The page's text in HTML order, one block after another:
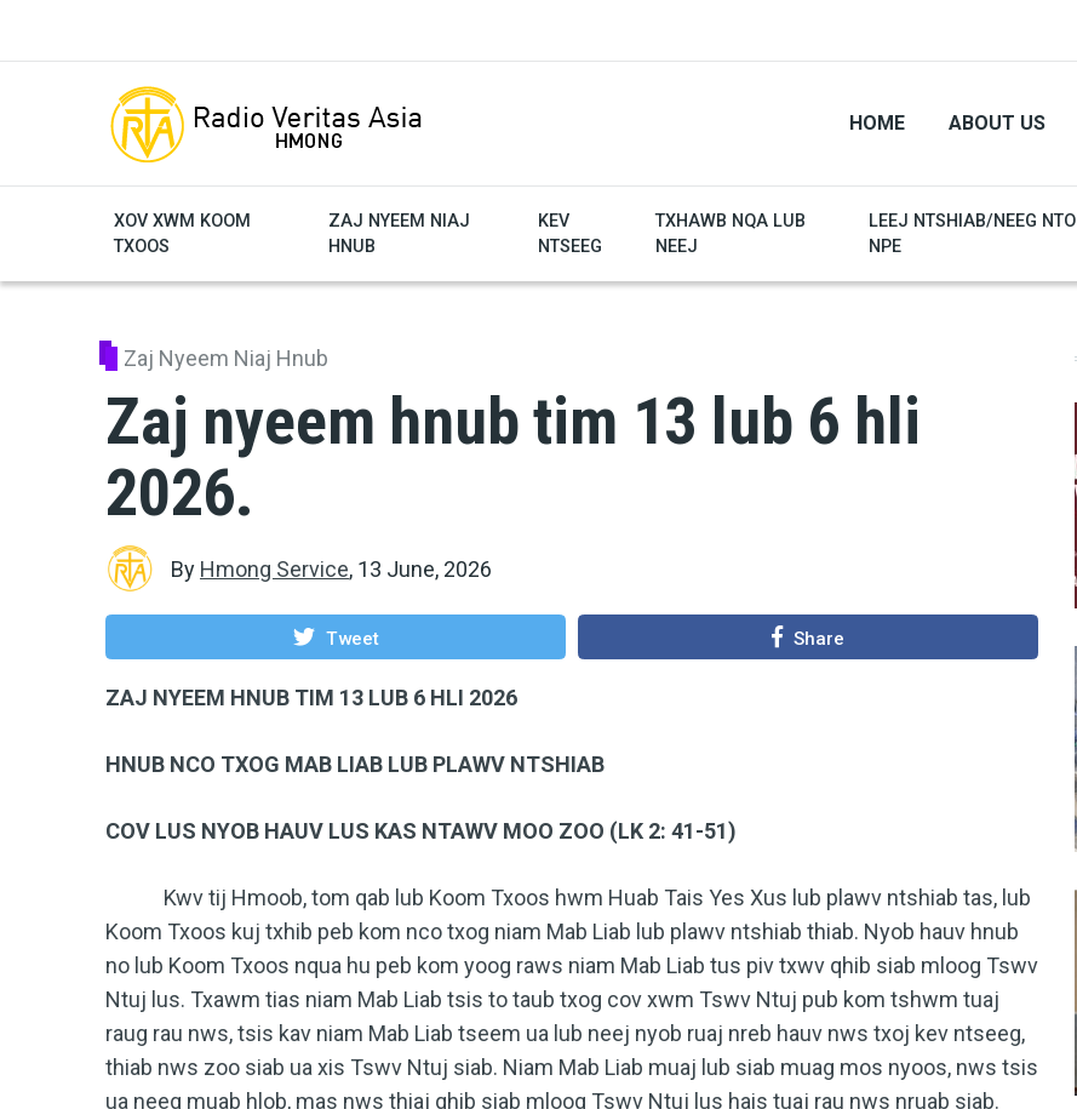
HOME ABOUT US
XOV XWM KOOM
TXOOS
ZAJ NYEEM NIAJ
HNUB
KEV
NTSEEG
TXHAWB NQA LUB
NEEJ
LEEJ NTSHIAB/NEEG NTO
NPE
Zaj Nyeem Niaj Hnub
Zaj nyeem hnub tim 13 lub 6 hli
2026.
By Hmong Service, 13 June, 2026
Tweet Share
ZAJ NYEEM HNUB TIM 13 LUB 6 HLI 2026
HNUB NCO TXOG MAB LIAB LUB PLAWV NTSHIAB
COV LUS NYOB HAUV LUS KAS NTAWV MOO ZOO (LK 2: 41-51)
Kwv tij Hmoob, tom qab lub Koom Txoos hwm Huab Tais Yes Xus lub plawv ntshiab tas, lub
Koom Txoos kuj txhib peb kom nco txog niam Mab Liab lub plawv ntshiab thiab. Nyob hauv hnub
no lub Koom Txoos nqua hu peb kom yoog raws niam Mab Liab tus piv txwv qhib siab mloog Tswv
Ntuj lus. Txawm tias niam Mab Liab tsis to taub txog cov xwm Tswv Ntuj pub kom tshwm tuaj
raug rau nws, tsis kav niam Mab Liab tseem ua lub neej nyob ruaj nreb hauv nws txoj kev ntseeg,
thiab nws zoo siab ua xis Tswv Ntuj siab. Niam Mab Liab muaj lub siab muag mos nyoos, nws tsis
ua neeg muab hlob, mas nws thiaj qhib siab mloog Tswv Ntuj lus hais tuaj rau nws nruab siab.